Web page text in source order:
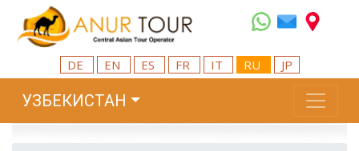
DE EN ES FR IT RU JP
УЗБЕКИСТАН